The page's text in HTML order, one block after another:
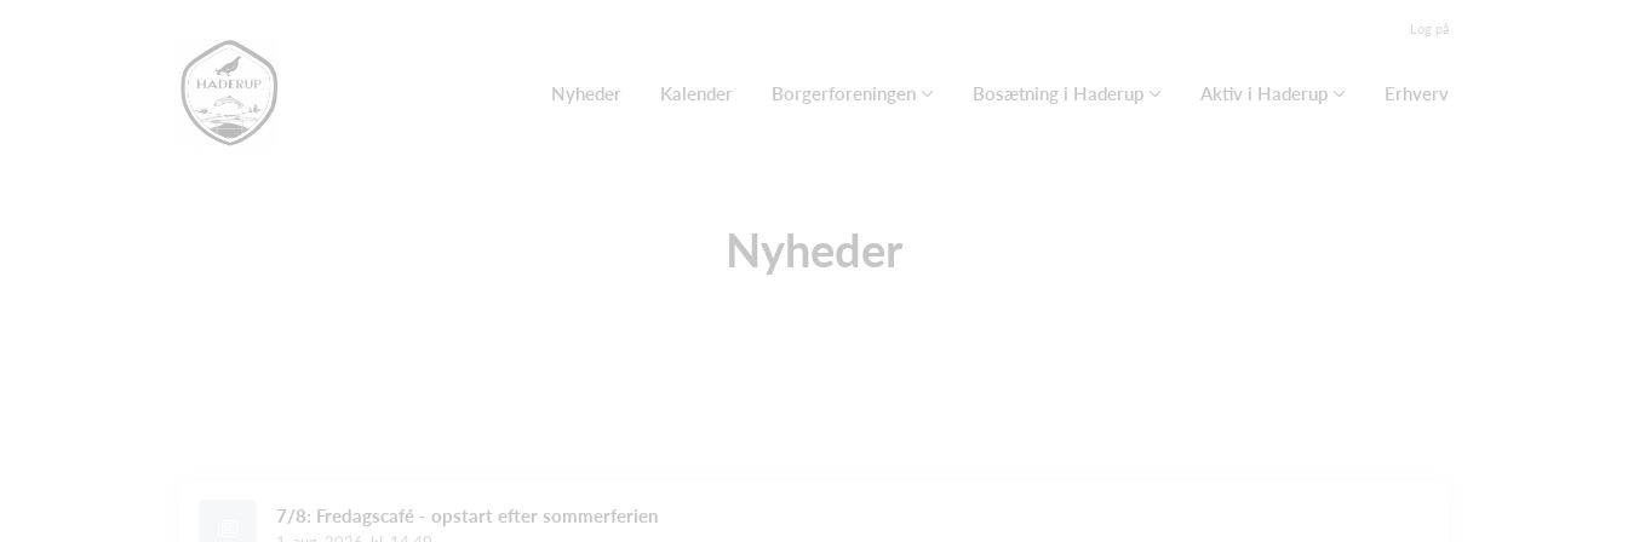
Log på
Nyheder Kalender Borgerforeningen Bosætning i Haderup Aktiv i Haderup Erhverv
Nyheder
7/8: Fredagscafé - opstart efter sommerferien